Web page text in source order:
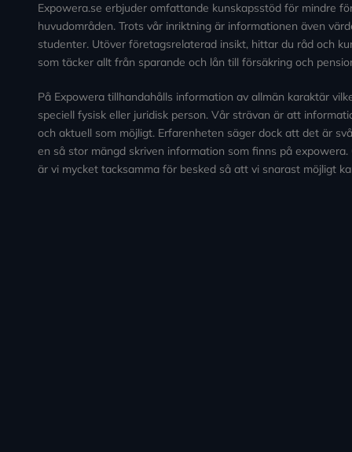
Expowera.se erbjuder omfattande kunskapsstöd för mindre
huvudområden. Trots vår inriktning är informationen även
studenter. Utöver företagsrelaterad insikt, hittar du råd och
som täcker allt från sparande och lån till försäkring och
På Expowera tillhandahålls information av allmän karaktär
speciell fysisk eller juridisk person. Vår strävan är att
och aktuell som möjligt. Erfarenheten säger dock att det är
en så stor mängd skriven information som finns på
är vi mycket tacksamma för besked så att vi snarast möjligt